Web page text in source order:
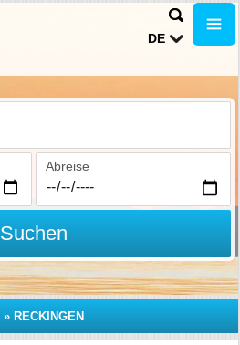
DE
Abreise
Suchen
» RECKINGEN